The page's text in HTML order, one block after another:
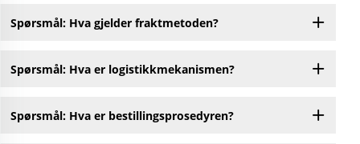
Spørsmål: Hva gjelder fraktmetoden?
Spørsmål: Hva er logistikkmekanismen?
Spørsmål: Hva er bestillingsprosedyren?